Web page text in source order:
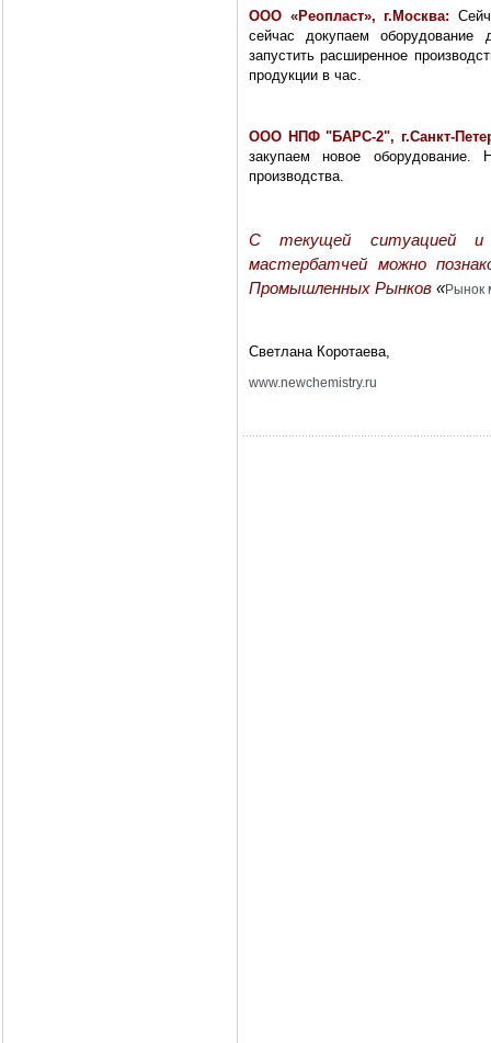
ООО «Реопласт», г.Москва:
сейчас докупаем
запустить расширенное
продукции в час.
ООО НПФ "БАРС-2", г.Санкт-
закупаем новое
производства.
С текущей ситуацией и
мастербатчей можно
Промышленных Рынков «Рынок
Светлана Коротаева,
www.newchemistry.ru